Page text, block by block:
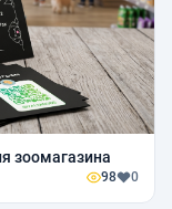
зоомагазина
98 0